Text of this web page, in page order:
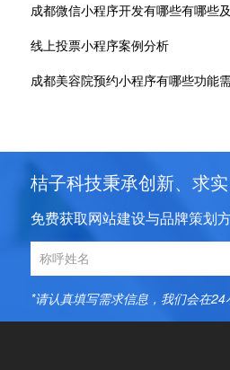
成都微信小程序开发有哪些有哪些
线上投票小程序案例分析
成都美容院预约小程序有哪些功能
桔子科技秉承创新、求
免费获取网站建设与品牌策划
*请认真填写需求信息，我们会在24